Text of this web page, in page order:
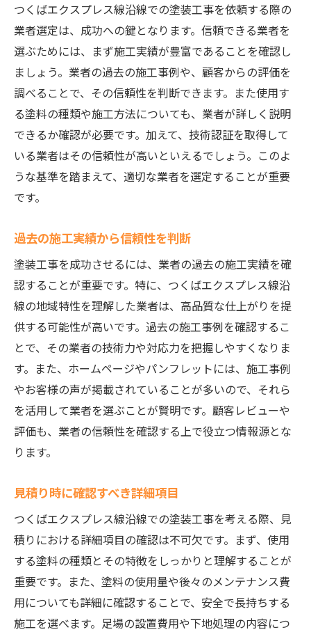
つくばエクスプレス線沿線での塗装工事を依頼する際の
業者選定は、成功への鍵となります。信頼できる業者を
選ぶためには、まず施工実績が豊富であることを確認し
ましょう。業者の過去の施工事例や、顧客からの評価を
調べることで、その信頼性を判断できます。また使用す
る塗料の種類や施工方法についても、業者が詳しく説明
できるか確認が必要です。加えて、技術認証を取得して
いる業者はその信頼性が高いといえるでしょう。このよ
うな基準を踏まえて、適切な業者を選定することが重要
です。
過去の施工実績から信頼性を判断
塗装工事を成功させるには、業者の過去の施工実績を確
認することが重要です。特に、つくばエクスプレス線沿
線の地域特性を理解した業者は、高品質な仕上がりを提
供する可能性が高いです。過去の施工事例を確認するこ
とで、その業者の技術力や対応力を把握しやすくなりま
す。また、ホームページやパンフレットには、施工事例
やお客様の声が掲載されていることが多いので、それら
を活用して業者を選ぶことが賢明です。顧客レビューや
評価も、業者の信頼性を確認する上で役立つ情報源とな
ります。
見積り時に確認すべき詳細項目
つくばエクスプレス線沿線での塗装工事を考える際、見
積りにおける詳細項目の確認は不可欠です。まず、使用
する塗料の種類とその特徴をしっかりと理解することが
重要です。また、塗料の使用量や後々のメンテナンス費
用についても詳細に確認することで、安全で長持ちする
施工を選べます。足場の設置費用や下地処理の内容につ